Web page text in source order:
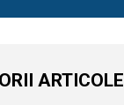
ARTICOLE